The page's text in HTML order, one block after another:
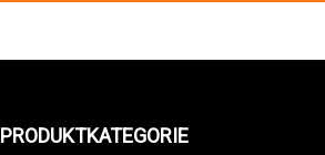
PRODUKTKATEGORIE